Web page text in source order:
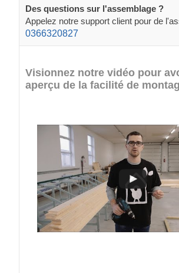
Des questions sur l'assemblage ?
Appelez notre support client pour de
0366320827
Visionnez notre vidéo pour
aperçu de la facilité de